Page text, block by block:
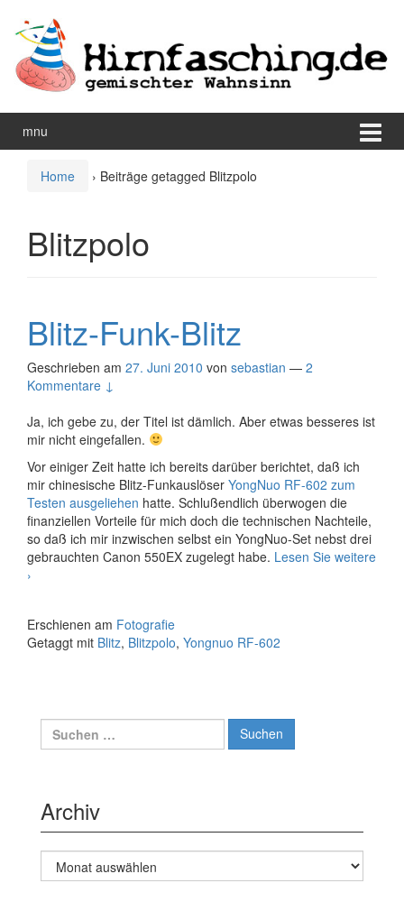
Inhalt
wechseln
Hauptmenü
springen
mnu
Home › Beiträge getagged Blitzpolo
Blitzpolo
Blitz-Funk-Blitz
Geschrieben am 27. Juni 2010 von sebastian — 2
Kommentare ↓
Ja, ich gebe zu, der Titel ist dämlich. Aber etwas besseres ist
mir nicht eingefallen.
Vor einiger Zeit hatte ich bereits darüber berichtet, daß ich
mir chinesische Blitz-Funkauslöser YongNuo RF-602 zum
Testen ausgeliehen hatte. Schlußendlich überwogen die
finanziellen Vorteile für mich doch die technischen Nachteile,
so daß ich mir inzwischen selbst ein YongNuo-Set nebst drei
gebrauchten Canon 550EX zugelegt habe. Lesen Sie weitere
Blitz-
›
Erschienen am Fotografie
Getaggt mit Blitz, Blitzpolo, Yongnuo RF-602
Suche
nach:
Archiv
Archiv